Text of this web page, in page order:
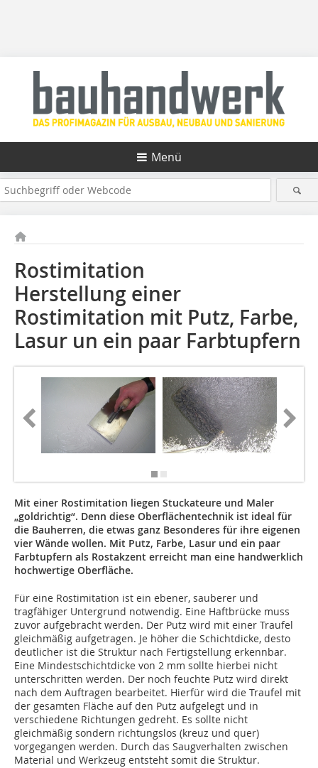
Menü
Rostimitation
Herstellung einer
Rostimitation mit Putz, Farbe,
Lasur un ein paar Farbtupfern
Mit einer Rostimitation liegen Stuckateure und Maler
„goldrichtig“. Denn diese Oberflächentechnik ist ideal für
die Bauherren, die etwas ganz Besonderes für ihre eigenen
vier Wände wollen. Mit Putz, Farbe, Lasur und ein paar
Farbtupfern als Rostakzent erreicht man eine handwerklich
hochwertige Oberfläche.
Für eine Rostimitation ist ein ebener, sauberer und
tragfähiger Untergrund notwendig. Eine Haftbrücke muss
zuvor aufgebracht werden. Der Putz wird mit einer Traufel
gleichmäßig aufgetragen. Je höher die Schichtdicke, desto
deutlicher ist die Struktur nach Fertigstellung erkennbar.
Eine Mindestschichtdicke von 2 mm sollte hierbei nicht
unterschritten werden. Der noch feuchte Putz wird direkt
nach dem Auftragen bearbeitet. Hierfür wird die Traufel mit
der gesamten Fläche auf den Putz aufgelegt und in
verschiedene Richtungen gedreht. Es sollte nicht
gleichmäßig sondern richtungslos (kreuz und quer)
vorgegangen werden. Durch das Saugverhalten zwischen
Material und Werkzeug entsteht somit die Struktur.